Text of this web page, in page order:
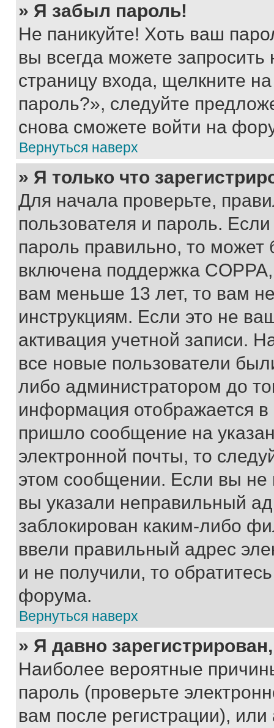
» Я забыл пароль!
Не паникуйте! Хоть ваш
вы всегда можете
страницу входа, щелкните
пароль?», следуйте
снова сможете войти на
Вернуться наверх
» Я только что
Для начала проверьте,
пользователя и пароль.
пароль правильно, то может
включена поддержка
вам меньше 13 лет, то вам
инструкциям. Если это не
активация учетной записи.
все новые пользователи
либо администратором до
информация отображается
пришло сообщение на
электронной почты, то
этом сообщении. Если вы
вы указали неправильный
заблокирован каким-либо
ввели правильный адрес
и не получили, то
форума.
Вернуться наверх
» Я давно
Наиболее вероятные
пароль (проверьте
вам после регистрации),